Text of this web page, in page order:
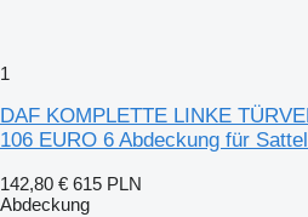
1
DAF KOMPLETTE LINKE
106 EURO 6 Abdeckung für
142,80 € 615 PLN
Abdeckung